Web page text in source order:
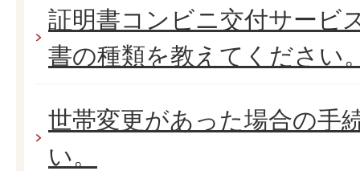
証明書コンビニ交付サービ
書の種類を教えてください
世帯変更があった場合の手
い。